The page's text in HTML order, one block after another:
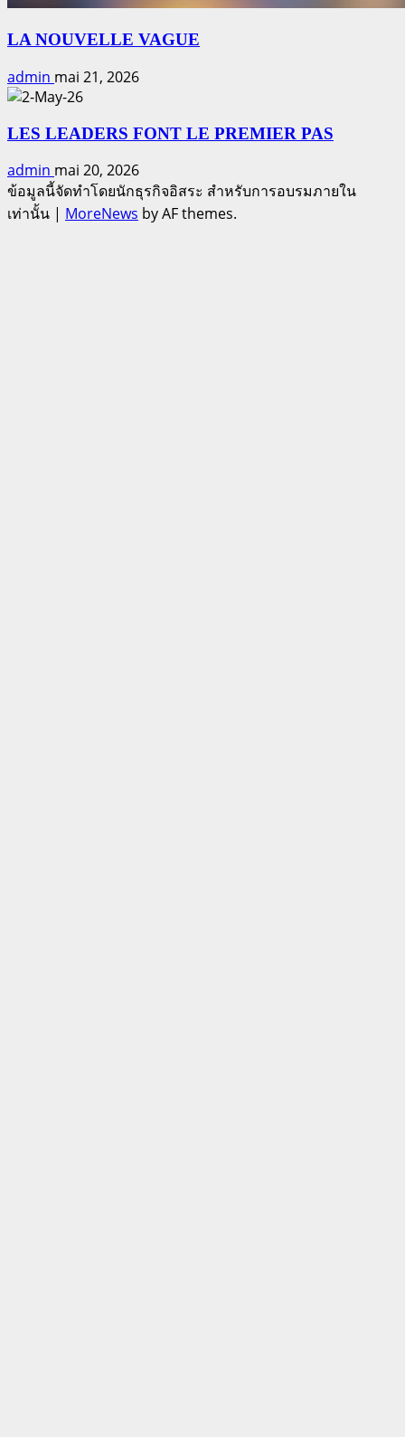
LA NOUVELLE VAGUE
admin mai 21, 2026
LES LEADERS FONT LE PREMIER PAS
admin mai 20, 2026
ข้อมูลนี้จัดทำโดยนักธุรกิจอิสระ สำหรับการอบรมภายใน
เท่านั้น | MoreNews by AF themes.